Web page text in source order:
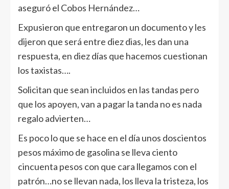
aseguró el Cobos Hernández…
Expusieron que entregaron un documento y les
dijeron que será entre diez dias, les dan una
respuesta, en diez días que hacemos cuestionan
los taxistas….
Solicitan que sean incluidos en las tandas pero
que los apoyen, van a pagar la tanda no es nada
regalo advierten…
Es poco lo que se hace en el día unos doscientos
pesos máximo de gasolina se lleva ciento
cincuenta pesos con que cara llegamos con el
patrón…no se llevan nada, los lleva la tristeza, los